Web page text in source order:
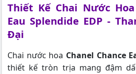
Thiết Kế Chai Nước
Eau Splendide EDP -
Đại
Chai nước hoa Chanel Chance
thiết kế tròn trịa mang đậm